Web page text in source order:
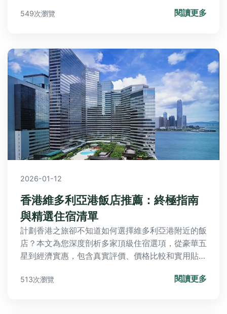
549次瀏覽 閱讀更多
2026-01-12
香港維多利亞港飯店推薦：終極指南
與精選住宿清單
計劃香港之旅卻不知道如何選擇維多利亞港附近的飯
店？本文為您深度剖析多家頂級住宿選項，從豪華五
星到經濟實惠，包含真實評價、價格比較和實用貼
513次瀏覽 閱讀更多